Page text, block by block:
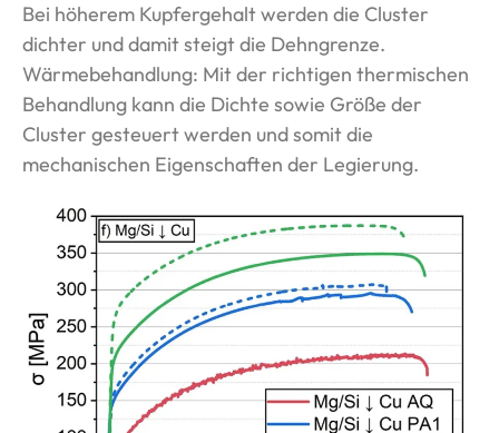
Bei höherem Kupfergehalt werden die Cluster
dichter und damit steigt die Dehngrenze.
Wärmebehandlung: Mit der richtigen thermischen
Behandlung kann die Dichte sowie Größe der
Cluster gesteuert werden und somit die
mechanischen Eigenschaften der Legierung.